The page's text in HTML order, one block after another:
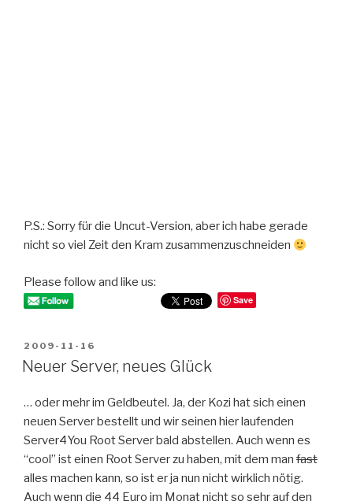
P.S.: Sorry für die Uncut-Version, aber ich habe gerade
nicht so viel Zeit den Kram zusammenzuschneiden
Please follow and like us:
Save
POSTED
ON
2009-11-16
Neuer Server, neues Glück
… oder mehr im Geldbeutel. Ja, der Kozi hat sich einen
neuen Server bestellt und wir seinen hier laufenden
Server4You Root Server bald abstellen. Auch wenn es
“cool” ist einen Root Server zu haben, mit dem man fast
alles machen kann, so ist er ja nun nicht wirklich nötig.
Auch wenn die 44 Euro im Monat nicht so sehr auf den